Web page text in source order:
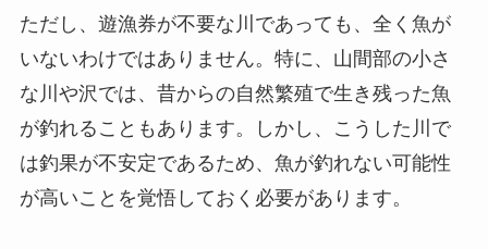
ただし、遊漁券が不要な川であっても、全く魚が
いないわけではありません。特に、山間部の小さ
な川や沢では、昔からの自然繁殖で生き残った魚
が釣れることもあります。しかし、こうした川で
は釣果が不安定であるため、魚が釣れない可能性
が高いことを覚悟しておく必要があります。